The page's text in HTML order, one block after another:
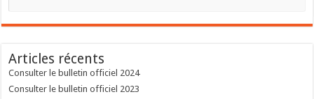
Articles récents
Consulter le bulletin officiel 2024
Consulter le bulletin officiel 2023